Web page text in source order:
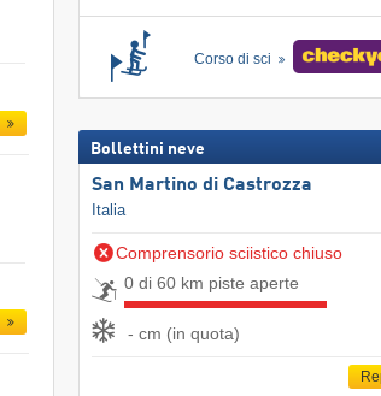
Corso di sci
Bollettini neve
San Martino di Castrozza
Italia
Comprensorio sciistico chiuso
0 di 60 km piste aperte
- cm (in quota)